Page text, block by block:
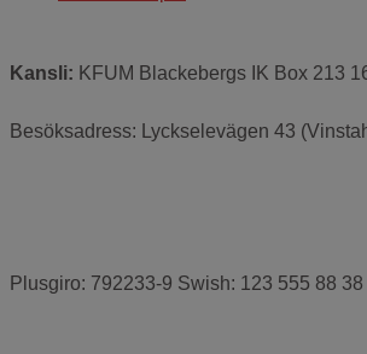
Kansli: KFUM Blackebergs IK Box 213
Besöksadress: Lyckselevägen 43
Plusgiro: 792233-9 Swish: 123 555 88 38